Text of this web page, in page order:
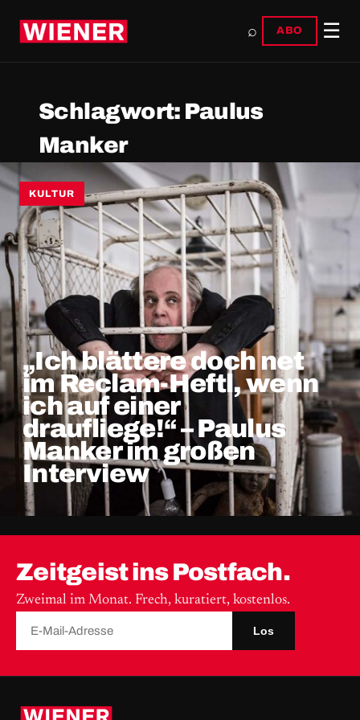
⌕ ABO ☰
Schlagwort: Paulus
Manker
KULTUR
„Ich blättere doch net
im Reclam-Heftl, wenn
ich auf einer
draufliege!“ – Paulus
Manker im großen
Interview
Zeitgeist ins Postfach.
Zweimal im Monat. Frech, kuratiert, kostenlos.
Los